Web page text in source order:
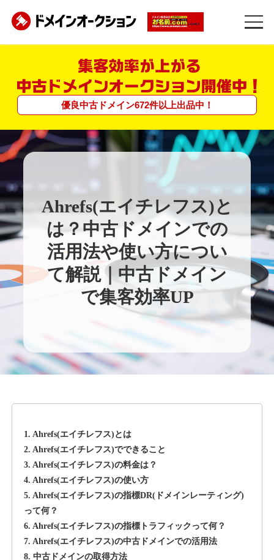
優良中古ドメイン672件以上出品中！
Ahrefs(エイチレフス)と
は？中古ドメインでの
活用法や使い方につい
て解説｜中古ドメイン
で集客効率UP
1. Ahrefs(エイチレフス)とは
2. Ahrefs(エイチレフス)でできること
3. Ahrefs(エイチレフス)の料金は？
4. Ahrefs(エイチレフス)の使い方
5. Ahrefs(エイチレフス)の指標DR(ドメインレーティング)
って何？
6. Ahrefs(エイチレフス)の指標トラフィックって何？
7. Ahrefs(エイチレフス)の中古ドメインでの活用法
8. 中古ドメインの取得方法